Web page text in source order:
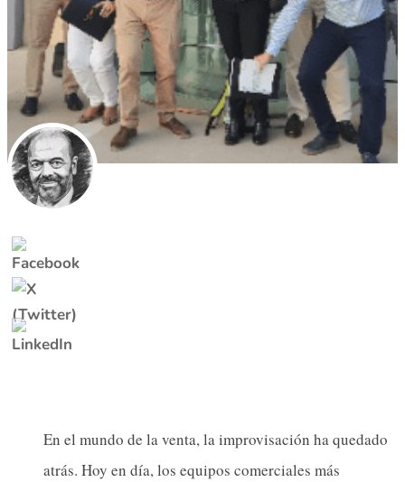
En el mundo de la venta, la improvisación ha quedado
atrás. Hoy en día, los equipos comerciales más